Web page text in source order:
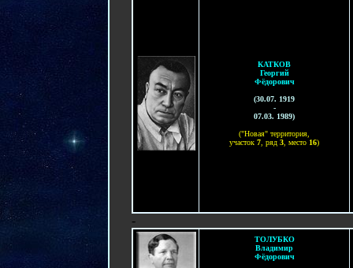
КАТКОВ
Георгий
Фёдорович
(30.07. 1919
-
07.03. 1989)
("Новая" территория,
участок 7, ряд 3, место 16)
-
ТОЛУБКО
Владимир
Фёдорович